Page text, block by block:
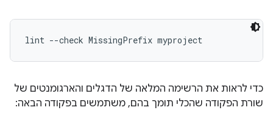
lint --check MissingPrefix myproject
כדי לראות את הרשימה המלאה של הדגלים והארגומנטים של
שורת הפקודה שהכלי תומך בהם, משתמשים בפקודה הבאה: